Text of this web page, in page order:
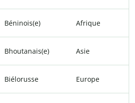
Béninois(e) Afrique
Bhoutanais(e) Asie
Biélorusse Europe